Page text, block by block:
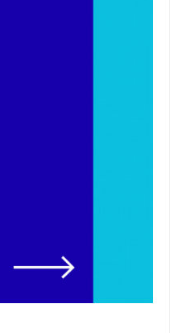
a otro en el recinto
#ferias